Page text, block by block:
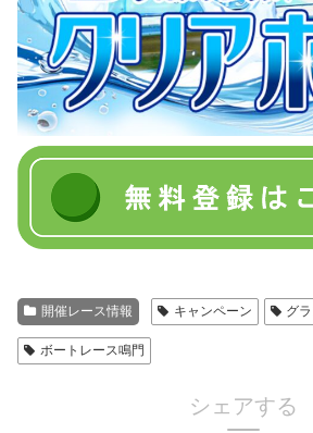
開催レース情報 キャンペーン グ
ボートレース鳴門
シェアする